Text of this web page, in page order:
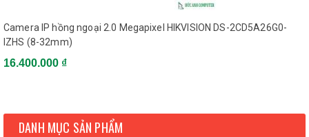
Camera IP hồng ngoại 2.0 Megapixel HIKVISION DS-2CD5A26G0-
IZHS (8-32mm)
16.400.000 ₫
DANH MỤC SẢN PHẨM